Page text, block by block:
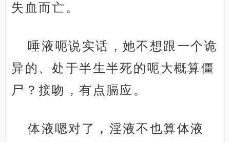
失血而亡。
唾液呃说实话，她不想跟一个诡
异的、处于半生半死的呃大概算僵
尸？接吻，有点膈应。
体液嗯对了，淫液不也算体液